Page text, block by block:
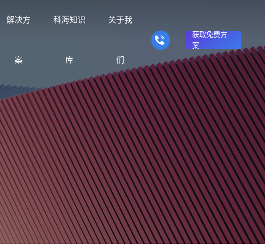
企业营销型网站建设
营销推广转化获客网站
响应式网站建设
适应电脑、平板和手机终端
购物商城系统开发
零售在线电子商务网站
手机微信网站建设
移动端网站与微信端展示开
发
集团型网站建设
适合集团公司、多品牌企业
行业门户网站建设
适合行业门户网站建设平台
购物商城网站
电子商务平台建设案例
行业门户网站
行业门户网站平台开发
企业品牌官网
创意品牌型网站建设案例
企业营销网站
营销型网站建立企业公信力
解决方
案
节能环保网站建
设解决方案
建
外贸网站建设解
决方案
我们的产品
多种网站建设服务满足企业需
求
科海知识
库
解决方法
沉淀建站优化实操方法
对比决策
辅助企业选择合适方案
建站知识
早期建站知识问题
关于我
们
科海与众不同
为企业提供网站建设、SEO优化
与线上获客服务
理念与信仰
我们用24年时间搭建了“创意+整
合+营销+优化”一体化服务模式
联系我们
专注品牌建设与搜索优化服
务
获取免费方
案